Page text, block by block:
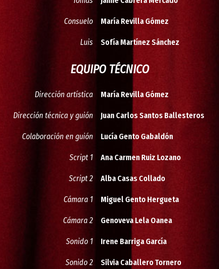
Consuelo María Revilla Gómez
Luis Sofía Martínez Sánchez
EQUIPO TÉCNICO
Dirección artística María Revilla Gómez
Dirección técnica y guión Juan Carlos Santos Ballesteros
Colaboración en guión Lucía Gento Gabaldón
Script 1 Ana Carmen Ruiz Lozano
Script 2 Alba Casas Collado
Cámara 1 Miguel Gento Hergueta
Cámara 2 Genoveva Lela Oanea
Sonido 1 Irene Barriga García
Sonido 2 Silvia Caballero Tornero